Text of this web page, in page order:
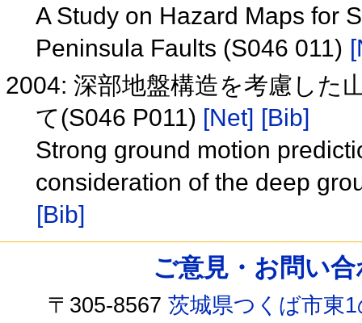
A Study on Hazard Maps for
Peninsula Faults (S046 011)
2004: 深部地盤構造を考慮した
て(S046 P011) [Net] [Bib]
Strong ground motion
consideration of the deep
[Bib]
ご意見・お問い
〒305-8567茨城県つくば市東